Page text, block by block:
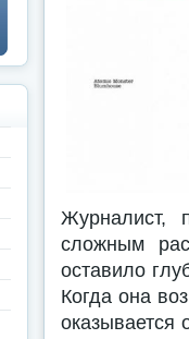
Журналист,
сложным
оставило
Когда она